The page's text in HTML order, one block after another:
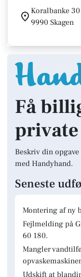
Koralbanke 30
9990 Skagen
Få
private
Beskriv din
med Handyhand.
Seneste
Montering af ny
Fejlmelding på
60 180.
Mangler
Udskift at